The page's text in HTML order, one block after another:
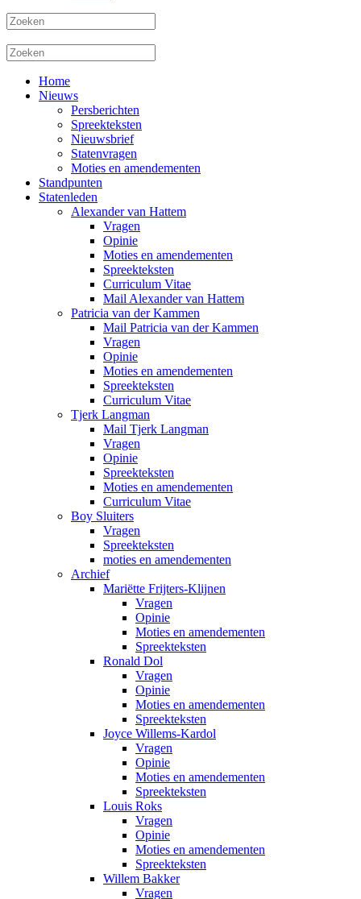
Home
Nieuws
Persberichten
Spreekteksten
Nieuwsbrief
Statenvragen
Moties en amendementen
Standpunten
Statenleden
Alexander van Hattem
Vragen
Opinie
Moties en amendementen
Spreekteksten
Curriculum Vitae
Mail Alexander van Hattem
Patricia van der Kammen
Mail Patricia van der Kammen
Vragen
Opinie
Moties en amendementen
Spreekteksten
Curriculum Vitae
Tjerk Langman
Mail Tjerk Langman
Vragen
Opinie
Spreekteksten
Moties en amendementen
Curriculum Vitae
Boy Sluiters
Vragen
Spreekteksten
moties en amendementen
Archief
Mariëtte Frijters-Klijnen
Vragen
Opinie
Moties en amendementen
Spreekteksten
Ronald Dol
Vragen
Opinie
Moties en amendementen
Spreekteksten
Joyce Willems-Kardol
Vragen
Opinie
Moties en amendementen
Spreekteksten
Louis Roks
Vragen
Opinie
Moties en amendementen
Spreekteksten
Willem Bakker
Vragen